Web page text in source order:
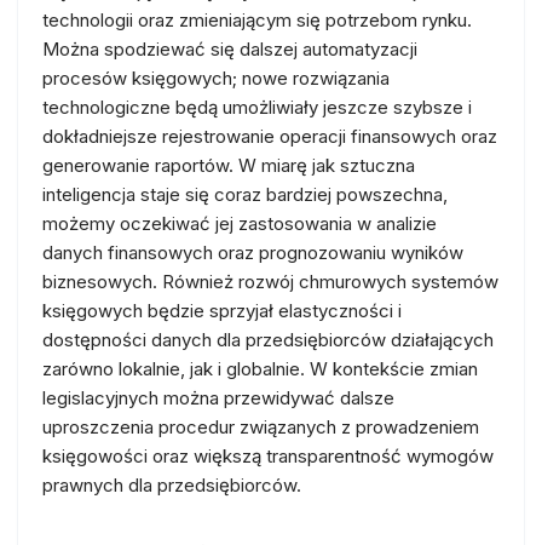
technologii oraz zmieniającym się potrzebom rynku.
Można spodziewać się dalszej automatyzacji
procesów księgowych; nowe rozwiązania
technologiczne będą umożliwiały jeszcze szybsze i
dokładniejsze rejestrowanie operacji finansowych oraz
generowanie raportów. W miarę jak sztuczna
inteligencja staje się coraz bardziej powszechna,
możemy oczekiwać jej zastosowania w analizie
danych finansowych oraz prognozowaniu wyników
biznesowych. Również rozwój chmurowych systemów
księgowych będzie sprzyjał elastyczności i
dostępności danych dla przedsiębiorców działających
zarówno lokalnie, jak i globalnie. W kontekście zmian
legislacyjnych można przewidywać dalsze
uproszczenia procedur związanych z prowadzeniem
księgowości oraz większą transparentność wymogów
prawnych dla przedsiębiorców.